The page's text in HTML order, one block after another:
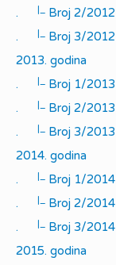
.
|_
Broj 2/2012
.
|_
Broj 3/2012
2013. godina
.
|_
Broj 1/2013
.
|_
Broj 2/2013
.
|_
Broj 3/2013
2014. godina
.
|_
Broj 1/2014
.
|_
Broj 2/2014
.
|_
Broj 3/2014
2015. godina